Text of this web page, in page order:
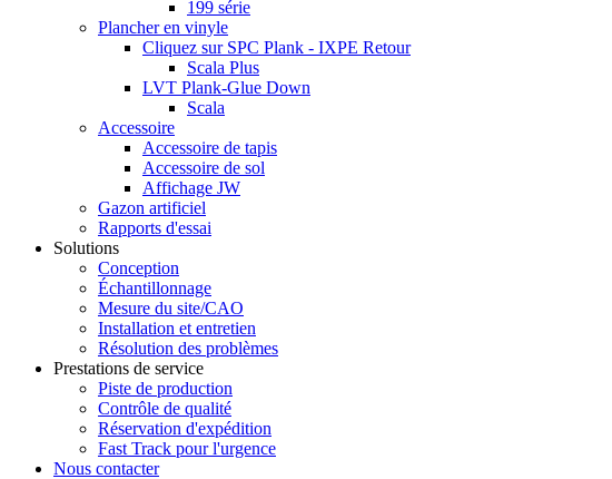
199 série
Plancher en vinyle
Cliquez sur SPC Plank - IXPE Retour
Scala Plus
LVT Plank-Glue Down
Scala
Accessoire
Accessoire de tapis
Accessoire de sol
Affichage JW
Gazon artificiel
Rapports d'essai
Solutions
Conception
Échantillonnage
Mesure du site/CAO
Installation et entretien
Résolution des problèmes
Prestations de service
Piste de production
Contrôle de qualité
Réservation d'expédition
Fast Track pour l'urgence
Nous contacter